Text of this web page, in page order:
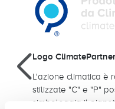
Logo ClimatePartner
L'azione climatica
stilizzate "C" e "P"
simboleggia il